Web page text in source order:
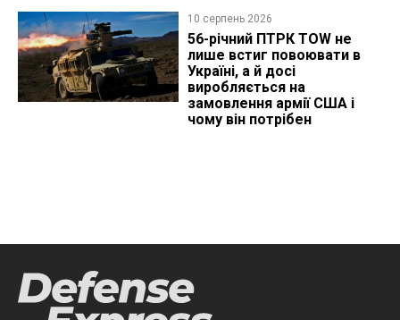
10 серпень 2026
56-річний ПТРК TOW не
лише встиг повоювати в
Україні, а й досі
виробляється на
замовлення армії США і
чому він потрібен